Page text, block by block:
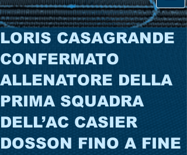
LORIS CASAGRANDE
CONFERMATO
ALLENATORE DELLA
PRIMA SQUADRA
DELL’AC CASIER
DOSSON FINO A FINE